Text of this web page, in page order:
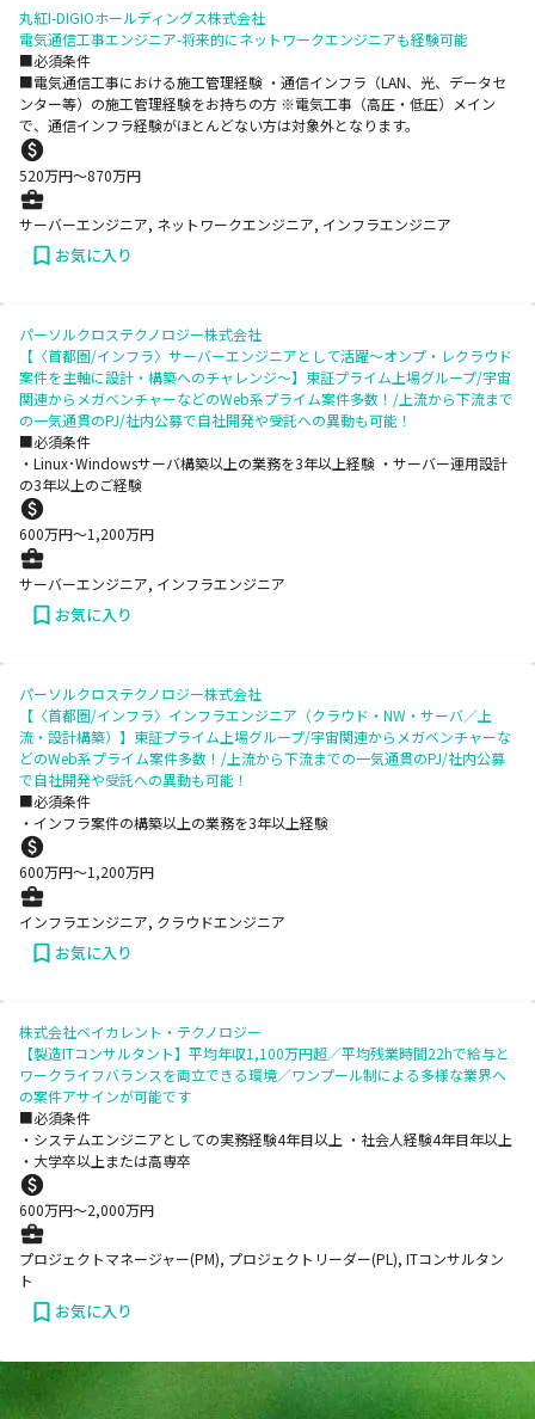
丸紅I-DIGIOホールディングス株式会社
電気通信工事エンジニア-将来的にネットワークエンジニアも経験可能
■必須条件
■電気通信工事における施工管理経験 ・通信インフラ（LAN、光、データセ
ンター等）の施工管理経験をお持ちの方 ※電気工事（高圧・低圧）メイン
で、通信インフラ経験がほとんどない方は対象外となります。
520万円〜870万円
サーバーエンジニア, ネットワークエンジニア, インフラエンジニア
お気に入り
パーソルクロステクノロジー株式会社
【〈首都圏/インフラ〉サーバーエンジニアとして活躍～オンプ・レクラウド
案件を主軸に設計・構築へのチャレンジ～】東証プライム上場グループ/宇宙
関連からメガベンチャーなどのWeb系プライム案件多数！/上流から下流まで
の一気通貫のPJ/社内公募で自社開発や受託への異動も可能！
■必須条件
・Linux･Windowsサーバ構築以上の業務を3年以上経験 ・サーバー運用設計
の3年以上のご経験
600万円〜1,200万円
サーバーエンジニア, インフラエンジニア
お気に入り
パーソルクロステクノロジー株式会社
【〈首都圏/インフラ〉インフラエンジニア（クラウド・NW・サーバ／上
流・設計構築）】東証プライム上場グループ/宇宙関連からメガベンチャーな
どのWeb系プライム案件多数！/上流から下流までの一気通貫のPJ/社内公募
で自社開発や受託への異動も可能！
■必須条件
・インフラ案件の構築以上の業務を3年以上経験
600万円〜1,200万円
インフラエンジニア, クラウドエンジニア
お気に入り
株式会社ベイカレント・テクノロジー
【製造ITコンサルタント】平均年収1,100万円超／平均残業時間22hで給与と
ワークライフバランスを両立できる環境／ワンプール制による多様な業界へ
の案件アサインが可能です
■必須条件
・システムエンジニアとしての実務経験4年目以上 ・社会人経験4年目年以上
・大学卒以上または高専卒
600万円〜2,000万円
プロジェクトマネージャー(PM), プロジェクトリーダー(PL), ITコンサルタン
ト
お気に入り